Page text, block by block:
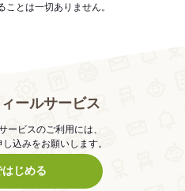
とは一切ありません。
ールサービス
ービスのご利用には、
込みをお願いします。
じめる